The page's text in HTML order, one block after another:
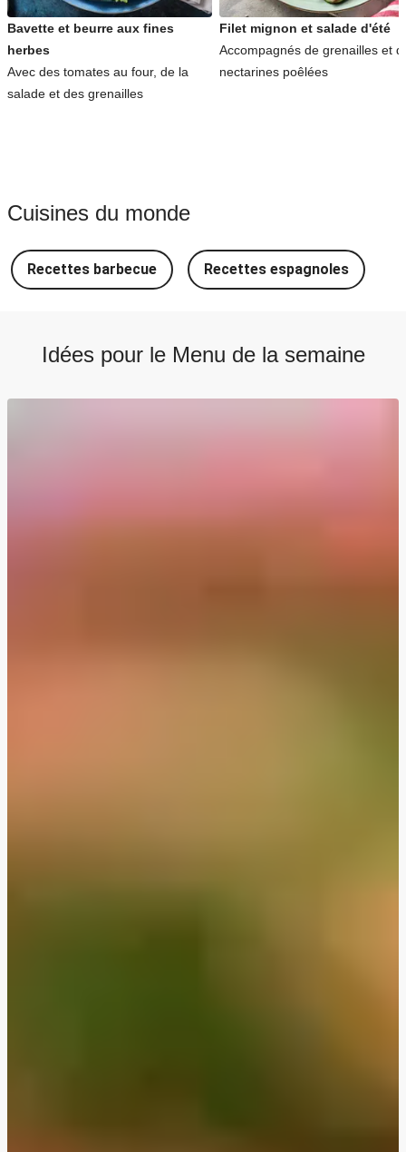
Bavette et beurre aux fines
herbes
Avec des tomates au four, de la
salade et des grenailles
Filet mignon et salade d'été
Accompagnés de grenailles et
nectarines poêlées
Cuisines du monde
Recettes barbecue Recettes espagnoles
Idées pour le Menu de la semaine